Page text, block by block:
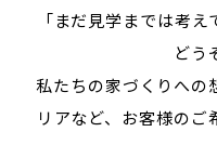
「まだ見学までは考
どう
私たちの家づくりへの
リアなど、お客様の